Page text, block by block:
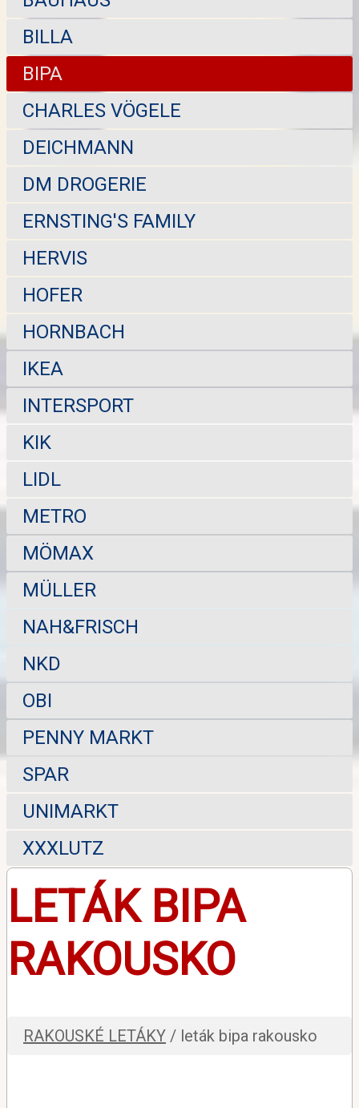
BILLA
BIPA
CHARLES VÖGELE
DEICHMANN
DM DROGERIE
ERNSTING'S FAMILY
HERVIS
HOFER
HORNBACH
IKEA
INTERSPORT
KIK
LIDL
METRO
MÖMAX
MÜLLER
NAH&FRISCH
NKD
OBI
PENNY MARKT
SPAR
UNIMARKT
XXXLUTZ
LETÁK BIPA
RAKOUSKO
RAKOUSKÉ LETÁKY / leták bipa rakousko